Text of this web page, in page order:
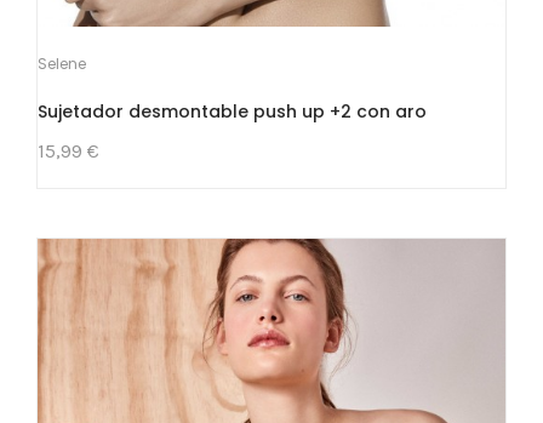
Selene
Sujetador desmontable push up +2 con aro
15,99 €